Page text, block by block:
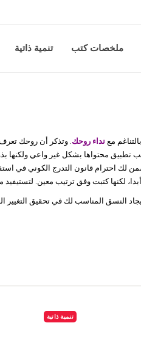
ملخصات كتب تنمية ذاتية
مع نداء روحك. وتذكر أن روحك تعرف
محتواها بشكل غير واعي ولكنها
لك احترام قانون التدرج الكوني في
لكنها كتبت وفق ترتيب معين.
النسق المناسب لك في تحقيق التغيير
تنمية ذاتية